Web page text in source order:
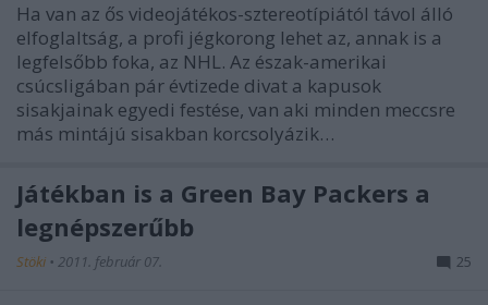
Ha van az ős videojátékos-sztereotípiától távol álló
elfoglaltság, a profi jégkorong lehet az, annak is a
legfelsőbb foka, az NHL. Az észak-amerikai
csúcsligában pár évtizede divat a kapusok
sisakjainak egyedi festése, van aki minden meccsre
más mintájú sisakban korcsolyázik…
Játékban is a Green Bay Packers a
legnépszerűbb
Stöki • 2011. február 07. 25